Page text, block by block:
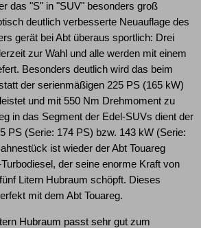
das "S" in "SUV" besonders groß
deutlich verbesserte Neuauflage des
gerät bei Abt überaus sportlich: Drei
zur Wahl und alle werden mit einem
Besonders deutlich wird das beim
der serienmäßigen 225 PS (165 kW)
und mit 550 Nm Drehmoment zu
in das Segment der Edel-SUVs dient der
PS (Serie: 174 PS) bzw. 143 kW (Serie:
ist wieder der Abt Touareg
der seine enorme Kraft von
Litern Hubraum schöpft. Dieses
mit dem Abt Touareg.
Hubraum passt sehr gut zum